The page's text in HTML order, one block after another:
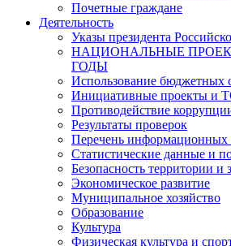
Почетные граждане
Деятельность
Указы президента
НАЦИОНАЛЬНЫЕ
ГОДЫ
Использование бюджетных
Инициативные проекты и
Противодействие
Результаты проверок
Перечень информационных
Статистические данные и
Безопасность территории и
Экономическое развитие
Муниципальное хозяйство
Образование
Культура
Физическая культура и